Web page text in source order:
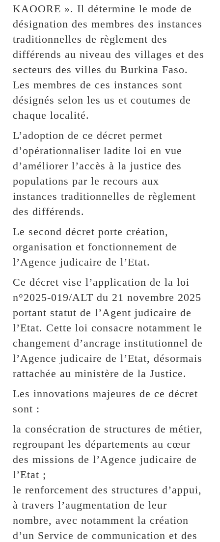
KAOORE ». Il détermine le mode de
désignation des membres des instances
traditionnelles de règlement des
différends au niveau des villages et des
secteurs des villes du Burkina Faso.
Les membres de ces instances sont
désignés selon les us et coutumes de
chaque localité.
L’adoption de ce décret permet
d’opérationnaliser ladite loi en vue
d’améliorer l’accès à la justice des
populations par le recours aux
instances traditionnelles de règlement
des différends.
Le second décret porte création,
organisation et fonctionnement de
l’Agence judicaire de l’Etat.
Ce décret vise l’application de la loi
n°2025-019/ALT du 21 novembre 2025
portant statut de l’Agent judicaire de
l’Etat. Cette loi consacre notamment le
changement d’ancrage institutionnel de
l’Agence judicaire de l’Etat, désormais
rattachée au ministère de la Justice.
Les innovations majeures de ce décret
sont :
la consécration de structures de métier,
regroupant les départements au cœur
des missions de l’Agence judicaire de
l’Etat ;
le renforcement des structures d’appui,
à travers l’augmentation de leur
nombre, avec notamment la création
d’un Service de communication et des